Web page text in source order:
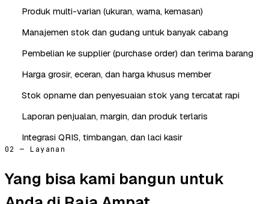
Produk multi-varian (ukuran, warna, kemasan)
Manajemen stok dan gudang untuk banyak cabang
Pembelian ke supplier (purchase order) dan terima barang
Harga grosir, eceran, dan harga khusus member
Stok opname dan penyesuaian stok yang tercatat rapi
Laporan penjualan, margin, dan produk terlaris
Integrasi QRIS, timbangan, dan laci kasir
02 — Layanan
Yang bisa kami bangun untuk